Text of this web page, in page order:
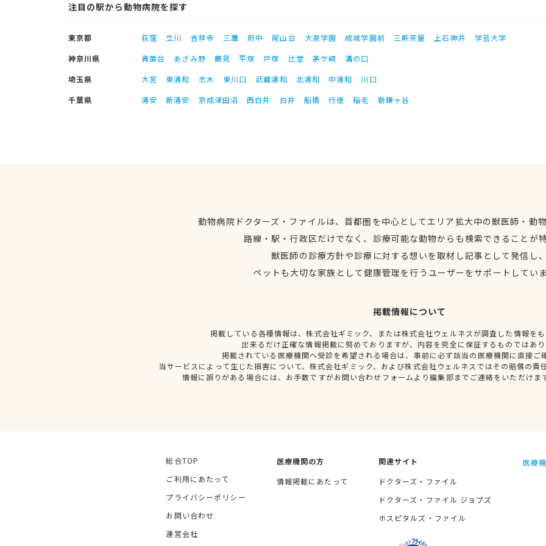
注目の駅から動物病院を探す
東京都 荻窪 立川 吉祥寺 三鷹 府中 尾山台 大泉学園 成城学園前 三軒茶屋 上石神井
学芸大学
神奈川県
青葉台 あざみ野 鶴見 平塚 戸塚 辻堂 茅ケ崎
溝の口
埼玉県
大宮 東浦和 志木 東川口 武蔵浦和 北浦和 中浦和
川口
千葉県
浦安 新浦安 京成津田沼 西白井 白井 船橋 行徳 稲毛 新鎌ヶ谷
動物病院ドクターズ・ファイルは、首都圏を中心としてエリア拡大中の獣医師・動
路線・駅・行政区だけでなく、診療可能な動物からも検索できることが
獣医師の診療方針や診療に対する想いを取材し記事として発信し
ペットも大切な家族として健康管理を行うユーザーをサポートしてい
掲載情報について
掲載している各種情報は、株式会社ギミック、または株式会社ウェルネスが調査した情報を
出来るだけ正確な情報掲載に努めておりますが、内容を完全に保証するものではあ
掲載されている医療機関へ受診を希望される場合は、事前に必ず該当の医療機関に直接ご
当サービスによって生じた損害について、株式会社ギミック、および株式会社ウェルネスではその賠償の責
情報に誤りがある場合には、お手数ですがお問い合わせフォームより編集部までご連絡をいただけま
総合TOP
ご利用にあたって
プライバシーポリシー
お問い合わせ
運営会社
医療機関の方
情報掲載にあたって
関連サイト
ドクターズ・ファイル
ドクターズ・ファイル ジョブズ
ホスピタルズ・ファイル
医療